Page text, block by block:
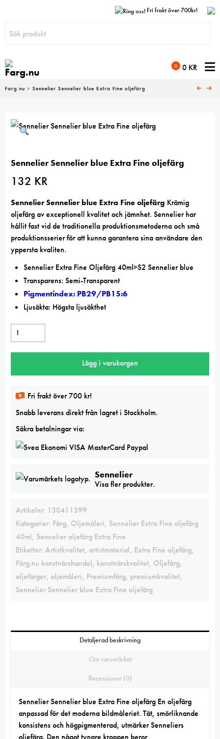
Fri frakt över 700kr!
0 0 KR
Farg.nu > Sennelier Sennelier blue Extra Fine oljefärg
Sennelier Sennelier blue Extra Fine oljefärg
132 KR
Sennelier Sennelier blue Extra Fine oljefärg Krämig
oljefärg av exceptionell kvalitet och jämnhet. Sennelier har
hållit fast vid de traditionella produktionsmetoderna och små
produktionsserier för att kunna garantera sina användare den
yppersta kvaliten.
Sennelier Extra Fine Oljefärg 40ml>S2 Sennelier blue
Transparens: Semi-Transparent
Pigmentindex: PB29/PB15:6
Ljusäkta: Högsta ljusäkthet
Sennelier
Sennelier
blue
Fine
mängd
Lägg i varukorgen
Fri frakt över 700 kr!
Snabb leverans direkt från lagret i Stockholm.
Säkra betalningar via:
Sennelier
Visa fler produkter.
Artikelnr: 130411399
Kategorier: Färg, Oljemåleri, Sennelier Extra Fine oljefärg
40ml, Sennelier oljefärg Extra Fine
Etiketter: Artistkvalitet, artistmaterial, Extra Fine oljefärg,
Färg.nu konstnärshandel, konstnärskvalitet, Oljefärg,
oljefärger, oljemåleri, Premiumfärg, premiumkvalitet,
Sennelier Sennelier blue Extra Fine oljefärg
Detaljerad beskrivning
Om varumärket
Recensioner (0)
Sennelier Sennelier blue Extra Fine oljefärg En oljefärg
anpassad för det moderna bildmåleriet. Tät, smörliknande
konsistens och högpigmenterad, utmärkerSenneliers
oljefärg. Den något tyngre kroppen beror